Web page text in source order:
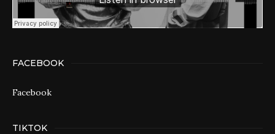
FACEBOOK
Facebook
TIKTOK